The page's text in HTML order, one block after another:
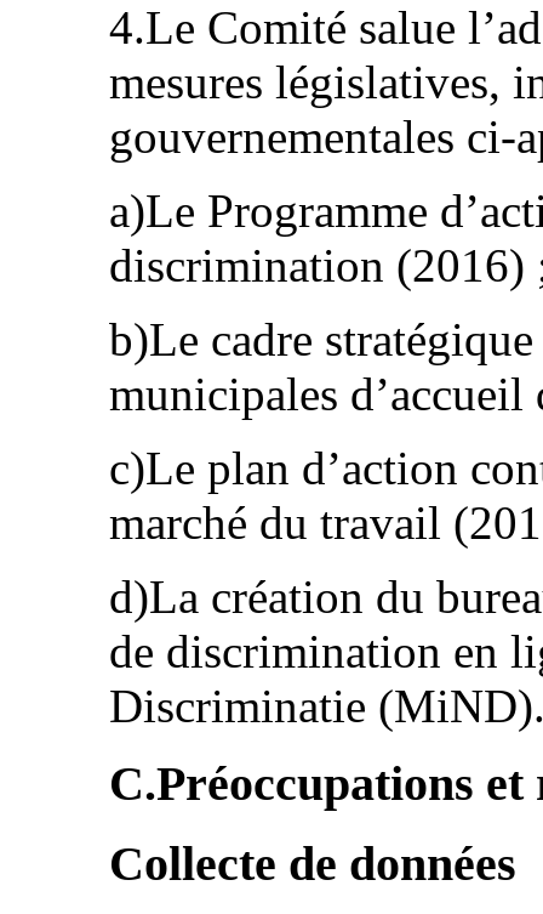
4.Le Comité salue
mesures législatives,
gouvernementales
a)Le Programme
discrimination (2016)
b)Le cadre
municipales
c)Le plan d’action
marché du travail
d)La création du
de discrimination en
Discriminatie
C.Préoccupations
Collecte de données